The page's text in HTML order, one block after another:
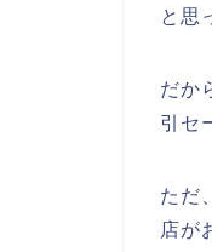
と思
だか
引セ
ただ
店が